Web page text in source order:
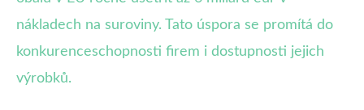
nákladech na suroviny. Tato úspora se promítá do
konkurenceschopnosti firem i dostupnosti jejich
výrobků.